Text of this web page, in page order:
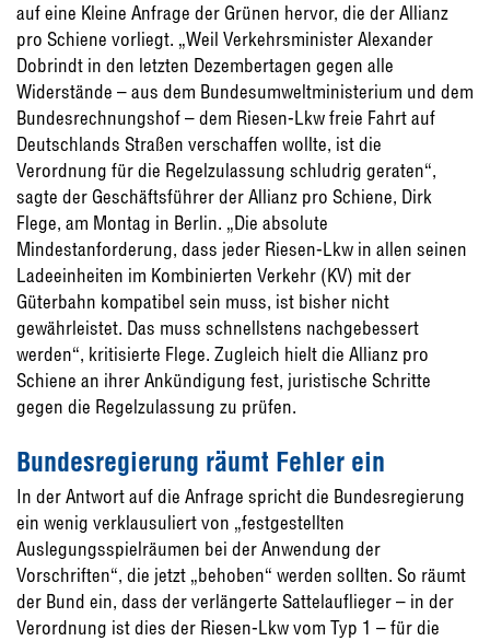
auf eine Kleine Anfrage der Grünen hervor, die der Allianz
pro Schiene vorliegt. „Weil Verkehrsminister Alexander
Dobrindt in den letzten Dezembertagen gegen alle
Widerstände – aus dem Bundesumweltministerium und dem
Bundesrechnungshof – dem Riesen-Lkw freie Fahrt auf
Deutschlands Straßen verschaffen wollte, ist die
Verordnung für die Regelzulassung schludrig geraten“,
sagte der Geschäftsführer der Allianz pro Schiene, Dirk
Flege, am Montag in Berlin. „Die absolute
Mindestanforderung, dass jeder Riesen-Lkw in allen seinen
Ladeeinheiten im Kombinierten Verkehr (KV) mit der
Güterbahn kompatibel sein muss, ist bisher nicht
gewährleistet. Das muss schnellstens nachgebessert
werden“, kritisierte Flege. Zugleich hielt die Allianz pro
Schiene an ihrer Ankündigung fest, juristische Schritte
gegen die Regelzulassung zu prüfen.
Bundesregierung räumt Fehler ein
In der Antwort auf die Anfrage spricht die Bundesregierung
ein wenig verklausuliert von „festgestellten
Auslegungsspielräumen bei der Anwendung der
Vorschriften“, die jetzt „behoben“ werden sollten. So räumt
der Bund ein, dass der verlängerte Sattelauflieger – in der
Verordnung ist dies der Riesen-Lkw vom Typ 1 – für die